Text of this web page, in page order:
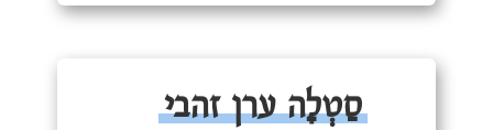
סַטְלָה ערן זהבי